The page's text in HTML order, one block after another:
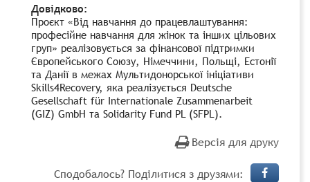
Довідково:
Проєкт «Від навчання до працевлаштування:
професійне навчання для жінок та інших цільових
груп» реалізовується за фінансової підтримки
Європейського Союзу, Німеччини, Польщі, Естонії
та Данії в межах Мультидонорської ініціативи
Skills4Recovery, яка реалізується Deutsche
Gesellschaft für Internationale Zusammenarbeit
(GIZ) GmbH та Solidarity Fund PL (SFPL).
Версія для друку
Сподобалось? Поділитися з друзями: